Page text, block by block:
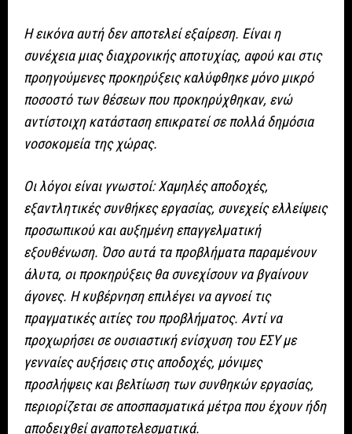
Η εικόνα αυτή δεν αποτελεί εξαίρεση. Είναι η
συνέχεια μιας διαχρονικής αποτυχίας, αφού και στις
προηγούμενες προκηρύξεις καλύφθηκε μόνο μικρό
ποσοστό των θέσεων που προκηρύχθηκαν, ενώ
αντίστοιχη κατάσταση επικρατεί σε πολλά δημόσια
νοσοκομεία της χώρας.
Οι λόγοι είναι γνωστοί: Χαμηλές αποδοχές,
εξαντλητικές συνθήκες εργασίας, συνεχείς ελλείψεις
προσωπικού και αυξημένη επαγγελματική
εξουθένωση. Όσο αυτά τα προβλήματα παραμένουν
άλυτα, οι προκηρύξεις θα συνεχίσουν να βγαίνουν
άγονες. Η κυβέρνηση επιλέγει να αγνοεί τις
πραγματικές αιτίες του προβλήματος. Αντί να
προχωρήσει σε ουσιαστική ενίσχυση του ΕΣΥ με
γενναίες αυξήσεις στις αποδοχές, μόνιμες
προσλήψεις και βελτίωση των συνθηκών εργασίας,
περιορίζεται σε αποσπασματικά μέτρα που έχουν ήδη
αποδειχθεί αναποτελεσματικά.